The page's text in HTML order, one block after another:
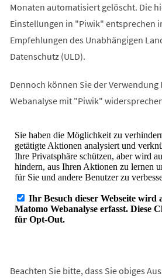
Monaten automatisiert gelöscht. Die
Einstellungen in "Piwik" entsprechen
Empfehlungen des Unabhängigen
Datenschutz (ULD).
Dennoch können Sie der Verwendung
Webanalyse mit "Piwik"
Beachten Sie bitte, dass Sie obiges